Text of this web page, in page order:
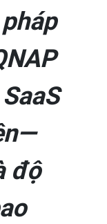
độ